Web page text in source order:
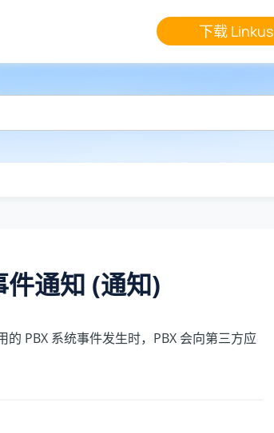
下载 Linkus
通知 (通知)
的 PBX 系统事件发生时，PBX 会向第三方应